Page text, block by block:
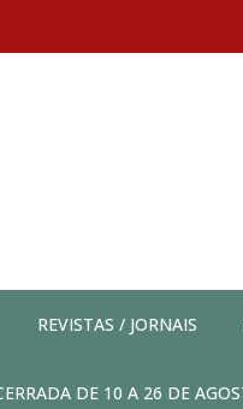
REVISTAS / JORNAIS
DE 10 A 26 DE